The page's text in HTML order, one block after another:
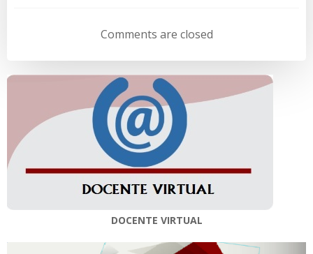
entradas
de
entradas
Comments are closed
DOCENTE VIRTUAL